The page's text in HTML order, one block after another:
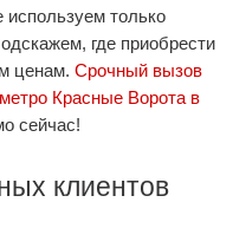
используем только
где приобрести
ценам. Срочный вызов
Красные Ворота в
сейчас!
клиентов